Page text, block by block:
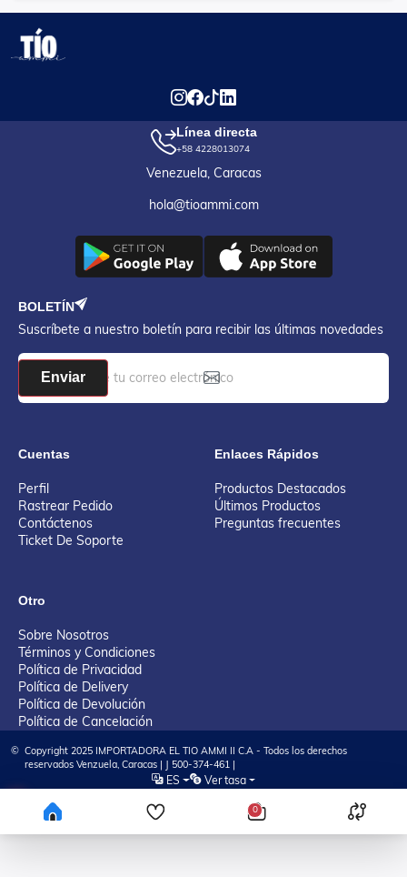
Línea directa
+58 4228013074
Venezuela, Caracas
hola@tioammi.com
BOLETÍN
Suscríbete a nuestro boletín para recibir las últimas novedades
Enviar
Cuentas
Perfil
Rastrear Pedido
Contáctenos
Ticket De Soporte
Enlaces Rápidos
Productos Destacados
Últimos Productos
Preguntas frecuentes
Otro
Sobre Nosotros
Términos y Condiciones
Política de Privacidad
Política de Delivery
Política de Devolución
Política de Cancelación
© Copyright 2025 IMPORTADORA EL TIO AMMI II C.A - Todos los derechos
reservados Venzuela, Caracas | J 500-374-461 |
ES Ver tasa
0